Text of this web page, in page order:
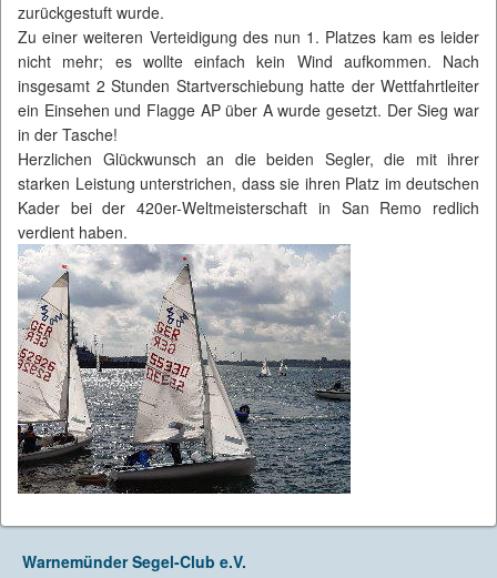
zurückgestuft wurde.
Zu einer weiteren Verteidigung des nun 1. Platzes kam es leider
nicht mehr; es wollte einfach kein Wind aufkommen. Nach
insgesamt 2 Stunden Startverschiebung hatte der Wettfahrtleiter
ein Einsehen und Flagge AP über A wurde gesetzt. Der Sieg war
in der Tasche!
Herzlichen Glückwunsch an die beiden Segler, die mit ihrer
starken Leistung unterstrichen, dass sie ihren Platz im deutschen
Kader bei der 420er-Weltmeisterschaft in San Remo redlich
verdient haben.
Warnemünder Segel-Club e.V.